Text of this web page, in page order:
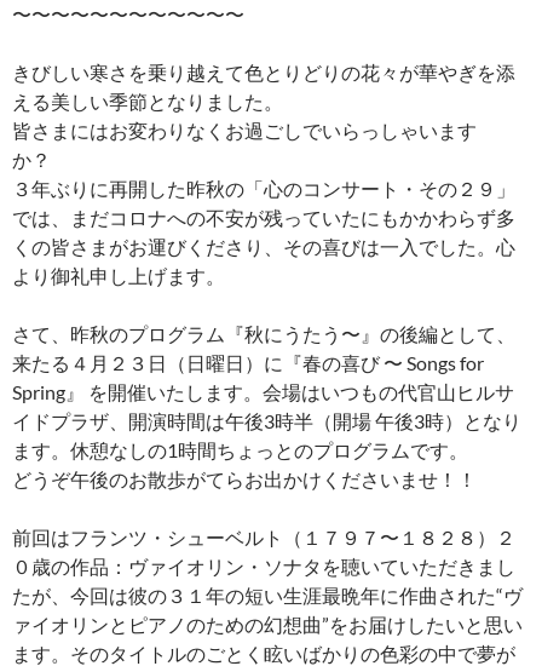
〜〜〜〜〜〜〜〜〜〜〜〜
きびしい寒さを乗り越えて色とりどりの花々が華やぎを添
える美しい季節となりました。
皆さまにはお変わりなくお過ごしでいらっしゃいます
か？
３年ぶりに再開した昨秋の「心のコンサート・その２９」
では、まだコロナへの不安が残っていたにもかかわらず多
くの皆さまがお運びくださり、その喜びは一入でした。心
より御礼申し上げます。
さて、昨秋のプログラム『秋にうたう〜』の後編として、
来たる４月２３日（日曜日）に『春の喜び 〜 Songs for
Spring』 を開催いたします。会場はいつもの代官山ヒルサ
イドプラザ、開演時間は午後3時半（開場 午後3時）となり
ます。休憩なしの1時間ちょっとのプログラムです。
どうぞ午後のお散歩がてらお出かけくださいませ！！
前回はフランツ・シューベルト（１７９７〜１８２８）２
０歳の作品：ヴァイオリン・ソナタを聴いていただきまし
たが、今回は彼の３１年の短い生涯最晩年に作曲された“ヴ
ァイオリンとピアノのための幻想曲”をお届けしたいと思い
ます。そのタイトルのごとく眩いばかりの色彩の中で夢が